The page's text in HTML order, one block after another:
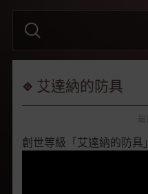
關
鍵
艾達納的防具
創世等級「艾達納的防具」